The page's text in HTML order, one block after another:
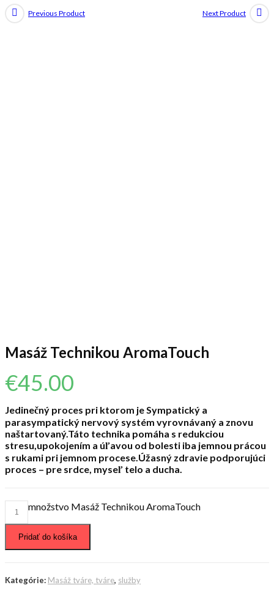
Previous Product Next Product
Masáž Technikou AromaTouch
€45.00
Jedinečný proces pri ktorom je Sympatický a
parasympatický nervový systém vyrovnávaný a znovu
naštartovaný.Táto technika pomáha s redukciou
stresu,upokojením a úľavou od bolesti iba jemnou prácou
s rukami pri jemnom procese.Úžasný zdravie podporujúci
proces – pre srdce, myseľ telo a ducha.
množstvo Masáž Technikou AromaTouch
Pridať do košíka
Kategórie: Masáž tváre, tváre, služby